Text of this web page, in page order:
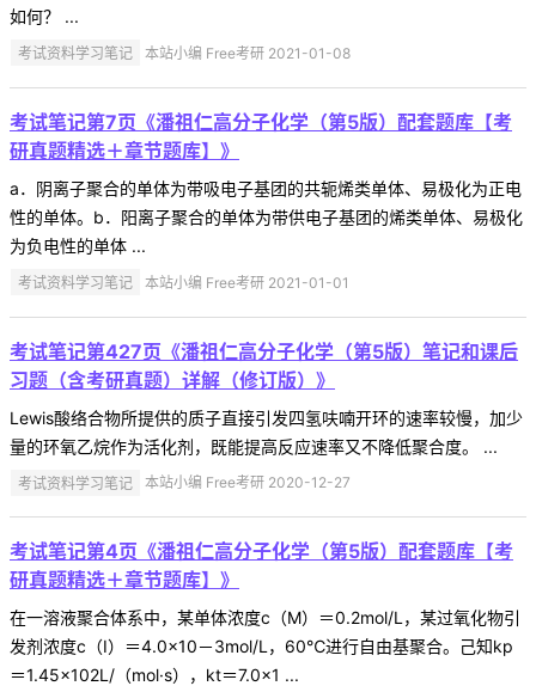
如何？ ...
考试资料学习笔记 本站小编 Free考研 2021-01-08
考试笔记第7页《潘祖仁高分子化学（第5版）配套题库【考
研真题精选＋章节题库】》
a．阴离子聚合的单体为带吸电子基团的共轭烯类单体、易极化为正电
性的单体。b．阳离子聚合的单体为带供电子基团的烯类单体、易极化
为负电性的单体 ...
考试资料学习笔记 本站小编 Free考研 2021-01-01
考试笔记第427页《潘祖仁高分子化学（第5版）笔记和课后
习题（含考研真题）详解（修订版）》
Lewis酸络合物所提供的质子直接引发四氢呋喃开环的速率较慢，加少
量的环氧乙烷作为活化剂，既能提高反应速率又不降低聚合度。 ...
考试资料学习笔记 本站小编 Free考研 2020-12-27
考试笔记第4页《潘祖仁高分子化学（第5版）配套题库【考
研真题精选＋章节题库】》
在一溶液聚合体系中，某单体浓度c（M）＝0.2mol/L，某过氧化物引
发剂浓度c（I）＝4.0×10－3mol/L，60℃进行自由基聚合。己知kp
＝1.45×102L/（mol·s），kt＝7.0×1 ...